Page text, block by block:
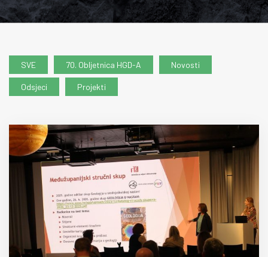
SVE 70. Obljetnica HGD-A Novosti
Odsjeci Projekti